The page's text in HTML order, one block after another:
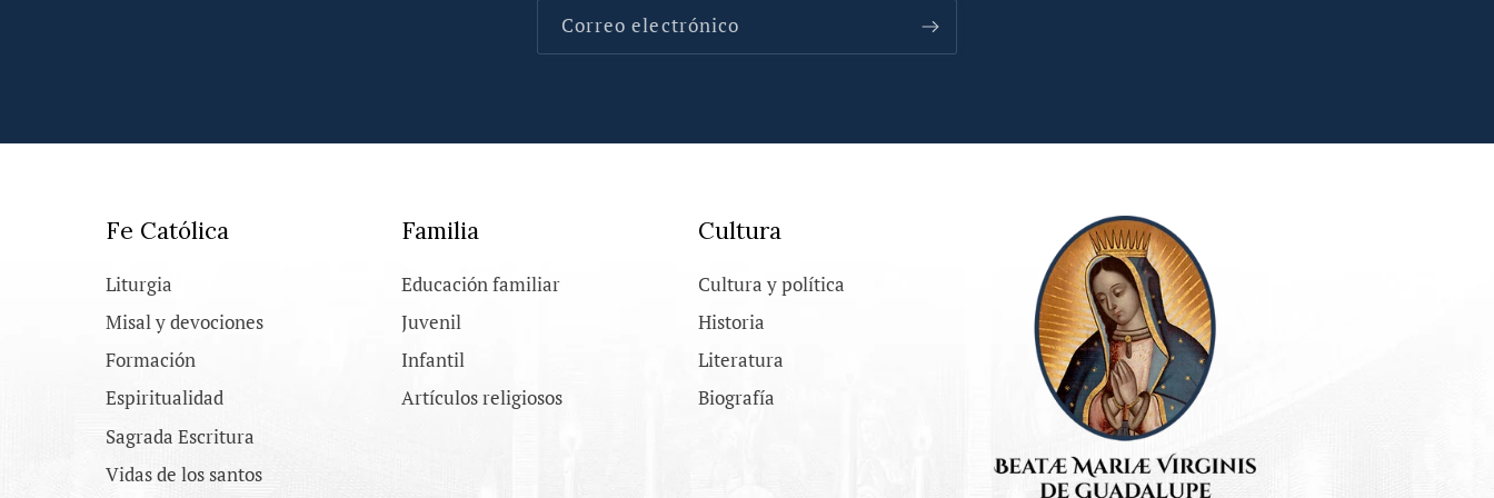
Correo electrónico
Fe Católica
Liturgia
Misal y devociones
Formación
Espiritualidad
Sagrada Escritura
Vidas de los santos
Familia
Educación familiar
Juvenil
Infantil
Artículos religiosos
Cultura
Cultura y política
Historia
Literatura
Biografía